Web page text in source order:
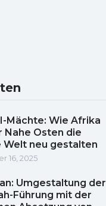
Mächte: Wie Afrika
Nahe Osten die
Welt neu gestalten
16, 2025
Umgestaltung der
Führung mit der